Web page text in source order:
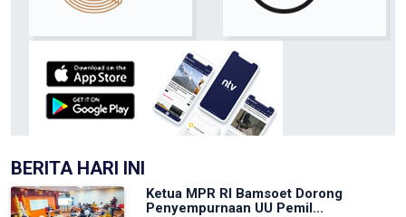
BERITA HARI INI
Ketua MPR RI Bamsoet Dorong
Penyempurnaan UU Pemil...